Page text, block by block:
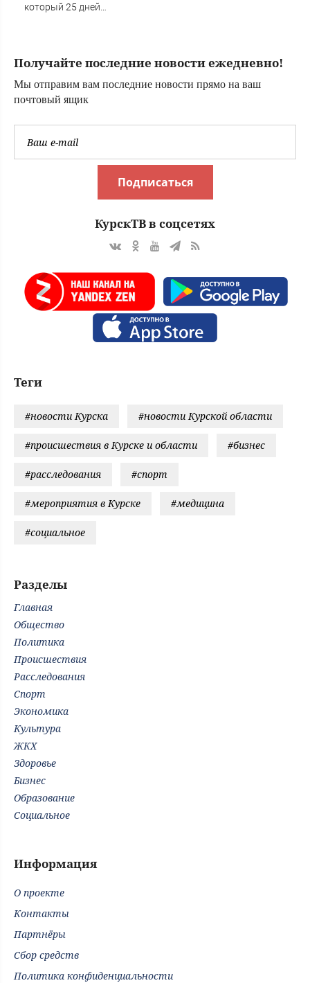
который 25 дней
Получайте последние новости ежедневно!
Мы отправим вам последние новости прямо на ваш
почтовый ящик
Подписаться
КурскТВ в соцсетях
Теги
#новости Курска #новости Курской области
#происшествия в Курске и области #бизнес
#расследования #спорт
#мероприятия в Курске #медицина
#социальное
Разделы
Главная
Общество
Политика
Происшествия
Расследования
Спорт
Экономика
Культура
ЖКХ
Здоровье
Бизнес
Образование
Социальное
Информация
О проекте
Контакты
Партнёры
Сбор средств
Политика конфиденциальности